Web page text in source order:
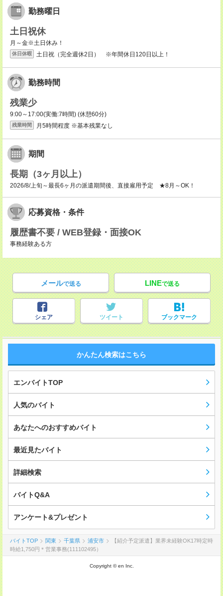
勤務曜日
土日祝休
月～金※土日休み！
休日休暇 土日祝（完全週休2日） ※年間休日120日以上！
勤務時間
残業少
9:00～17:00(実働:7時間) (休憩60分)
残業時間 月5時間程度 ※基本残業なし
期間
長期（3ヶ月以上）
2026/8/上旬～最長6ヶ月の派遣期間後、直接雇用予定 ★8月～OK！
応募資格・条件
履歴書不要 / WEB登録・面接OK
事務経験ある方
メールで送る LINEで送る
シェア ツイート ブックマーク
かんたん検索はこちら
エンバイトTOP
人気のバイト
あなたへのおすすめバイト
最近見たバイト
詳細検索
バイトQ&A
アンケート&プレゼント
バイトTOP 関東 千葉県 浦安市
【紹介予定派遣】業界未経験OK17時定時
時給1,750円＊営業事務(111102495）
Copyright © en Inc.